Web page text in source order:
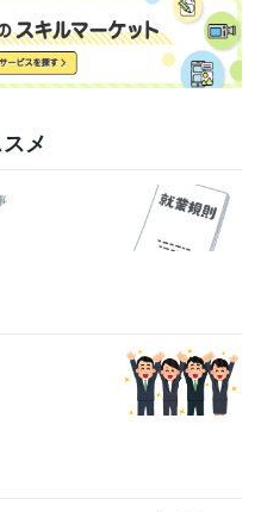
現在
年3月 ~ 2014年7月
就業規則
ビジネスサポート 36協定
メ